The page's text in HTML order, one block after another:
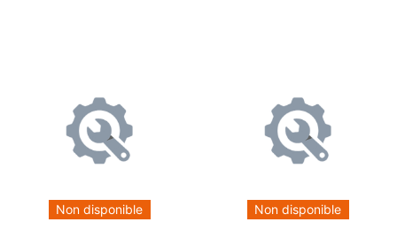
Non disponible Non disponible